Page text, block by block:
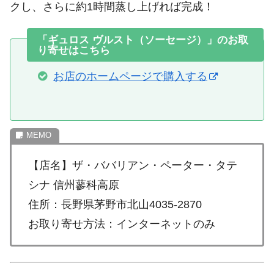
クし、さらに約1時間蒸し上げれば完成！
「ギュロス ヴルスト（ソーセージ）」のお取
り寄せはこちら
お店のホームページで購入する
【店名】ザ・ババリアン・ペーター・タテ
シナ 信州蓼科高原
住所：長野県茅野市北山4035-2870
お取り寄せ方法：インターネットのみ